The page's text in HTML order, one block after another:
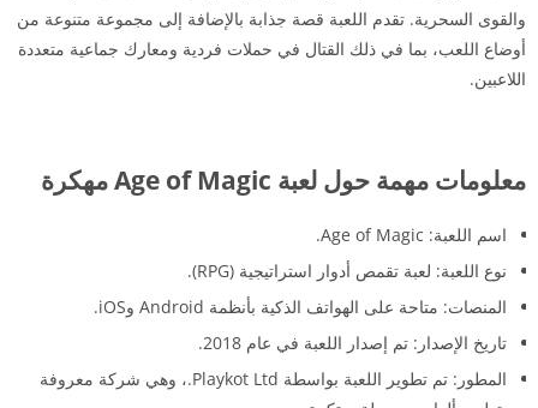
والقوى السحرية. تقدم اللعبة قصة جذابة بالإضافة إلى مجموعة متنوعة من
أوضاع اللعب، بما في ذلك القتال في حملات فردية ومعارك جماعية متعددة
اللاعبين.
معلومات مهمة حول لعبة Age of Magic مهكرة
اسم اللعبة: Age of Magic.
نوع اللعبة: لعبة تقمص أدوار استراتيجية (RPG).
المنصات: متاحة على الهواتف الذكية بأنظمة Android وiOS.
تاريخ الإصدار: تم إصدار اللعبة في عام 2018.
المطور: تم تطوير اللعبة بواسطة Playkot Ltd.، وهي شركة معروفة